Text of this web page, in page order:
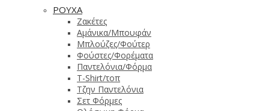
ΡΟΥΧΑ
Ζακέτες
Αμάνικα/Μπουφάν
Μπλούζες/Φούτερ
Φούστες/Φορέματα
Παντελόνια/Φόρμα
T-Shirt/τοπ
Τζην Παντελόνια
Σετ Φόρμες